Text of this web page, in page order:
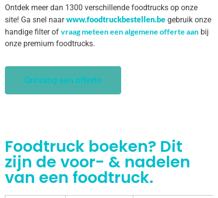
Ontdek meer dan 1300 verschillende foodtrucks op onze
site! Ga snel naarwww.foodtruckbestellen.be gebruik onze
handige filter of vraag meteen een algemene offerte aan bij
onze premium foodtrucks.
Ontvang een offerte
Foodtruck boeken? Dit
zijn de voor- & nadelen
van een foodtruck.